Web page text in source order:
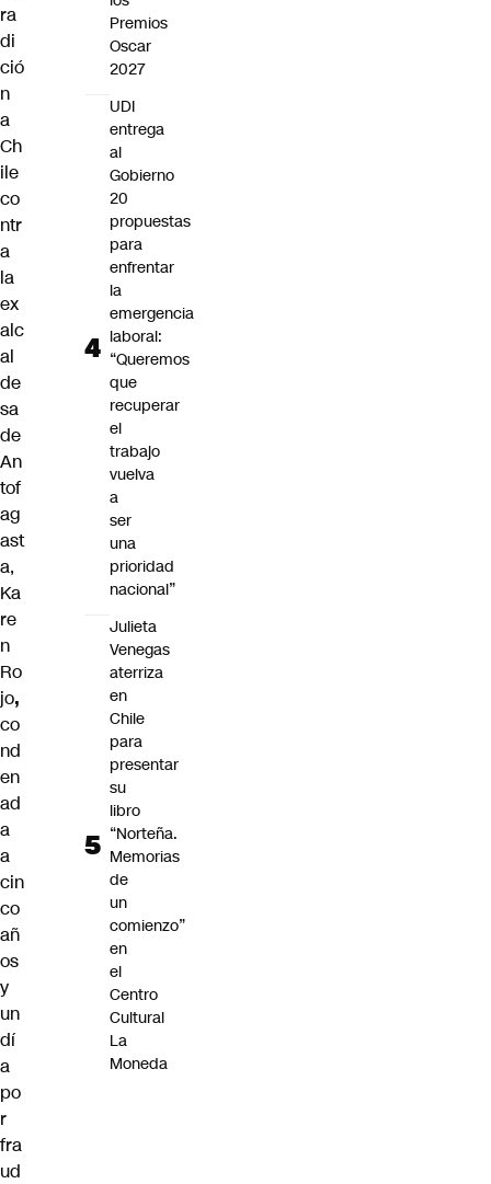
ra
di
ció
n
a
Ch
ile
co
ntr
a
la
ex
alc
al
de
sa
de
An
tof
ag
ast
a,
Ka
re
n
Ro
jo,
co
nd
en
ad
a
a
cin
co
añ
os
y
un
dí
a
po
r
fra
ud
Premios
Oscar
2027
UDI
entrega
al
Gobierno
20
propuestas
para
enfrentar
la
emergencia
laboral:
“Queremos
que
recuperar
el
trabajo
vuelva
a
ser
una
prioridad
nacional”
Julieta
Venegas
aterriza
en
Chile
para
presentar
su
libro
“Norteña.
Memorias
de
un
comienzo”
en
el
Centro
Cultural
La
Moneda